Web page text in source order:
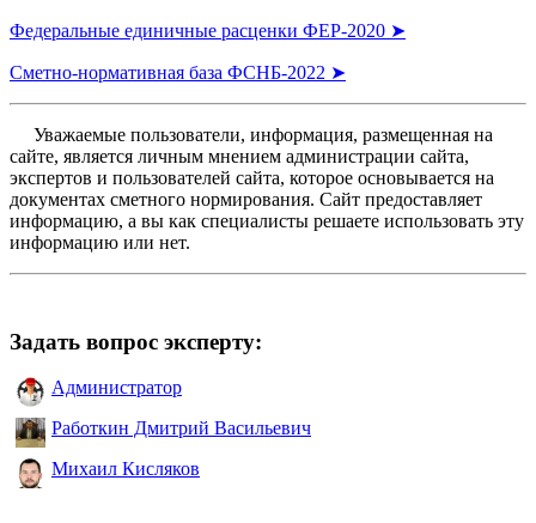
Федеральные единичные расценки ФЕР-2020 ➤
Сметно-нормативная база ФСНБ-2022 ➤
Уважаемые пользователи, информация, размещенная на
сайте, является личным мнением администрации сайта,
экспертов и пользователей сайта, которое основывается на
документах сметного нормирования. Сайт предоставляет
информацию, а вы как специалисты решаете использовать эту
информацию или нет.
Задать вопрос эксперту:
Администратор
Работкин Дмитрий Васильевич
Михаил Кисляков